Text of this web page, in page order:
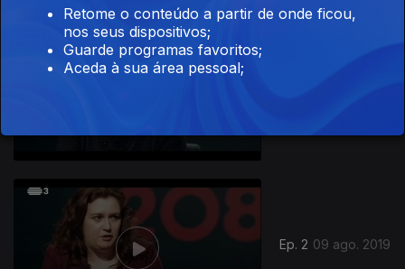
Ep. 2 09 ago. 2019
423019
Retome o conteúdo a partir de onde ficou,
nos seus dispositivos;
Guarde programas favoritos;
Aceda à sua área pessoal;